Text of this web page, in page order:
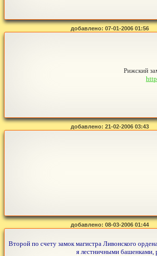
добавлено: 07-01-2006 01:56
Рижский
добавлено: 21-02-2006 03:43
добавлено: 08-03-2006 01:44
Второй по счету замок магистра Ливонского
я лестничными башенками,